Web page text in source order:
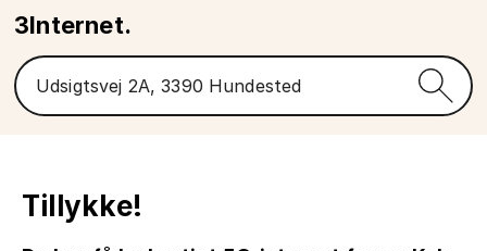
3Internet.
Tillykke!